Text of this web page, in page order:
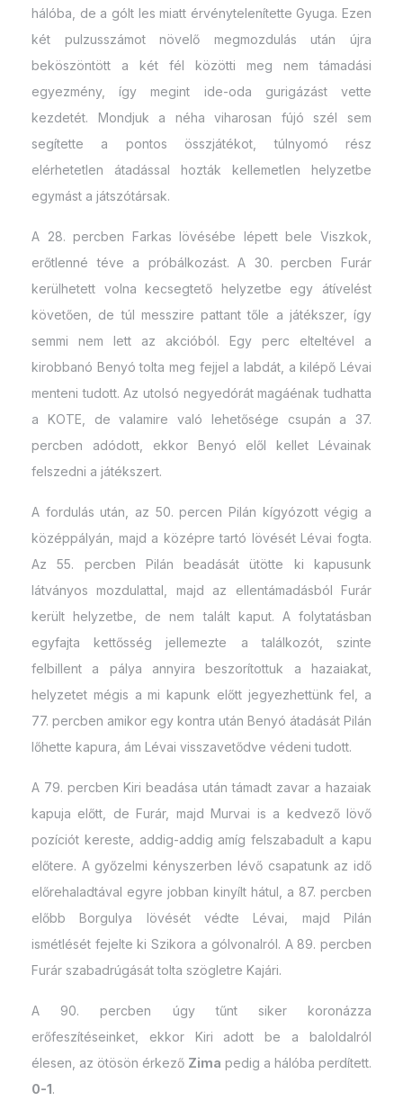
hálóba, de a gólt les miatt érvénytelenítette Gyuga. Ezen
két pulzusszámot növelő megmozdulás után újra
beköszöntött a két fél közötti meg nem támadási
egyezmény, így megint ide-oda gurigázást vette
kezdetét. Mondjuk a néha viharosan fújó szél sem
segítette a pontos összjátékot, túlnyomó rész
elérhetetlen átadással hozták kellemetlen helyzetbe
egymást a játszótársak.
A 28. percben Farkas lövésébe lépett bele Viszkok,
erőtlenné téve a próbálkozást. A 30. percben Furár
kerülhetett volna kecsegtető helyzetbe egy átívelést
követően, de túl messzire pattant tőle a játékszer, így
semmi nem lett az akcióból. Egy perc elteltével a
kirobbanó Benyó tolta meg fejjel a labdát, a kilépő Lévai
menteni tudott. Az utolsó negyedórát magáénak tudhatta
a KOTE, de valamire való lehetősége csupán a 37.
percben adódott, ekkor Benyó elől kellet Lévainak
felszedni a játékszert.
A fordulás után, az 50. percen Pilán kígyózott végig a
középpályán, majd a középre tartó lövését Lévai fogta.
Az 55. percben Pilán beadását ütötte ki kapusunk
látványos mozdulattal, majd az ellentámadásból Furár
került helyzetbe, de nem talált kaput. A folytatásban
egyfajta kettősség jellemezte a találkozót, szinte
felbillent a pálya annyira beszorítottuk a hazaiakat,
helyzetet mégis a mi kapunk előtt jegyezhettünk fel, a
77. percben amikor egy kontra után Benyó átadását Pilán
lőhette kapura, ám Lévai visszavetődve védeni tudott.
A 79. percben Kiri beadása után támadt zavar a hazaiak
kapuja előtt, de Furár, majd Murvai is a kedvező lövő
pozíciót kereste, addig-addig amíg felszabadult a kapu
előtere. A győzelmi kényszerben lévő csapatunk az idő
előrehaladtával egyre jobban kinyílt hátul, a 87. percben
előbb Borgulya lövését védte Lévai, majd Pilán
ismétlését fejelte ki Szikora a gólvonalról. A 89. percben
Furár szabadrúgását tolta szögletre Kajári.
A 90. percben úgy tűnt siker koronázza
erőfeszítéseinket, ekkor Kiri adott be a baloldalról
élesen, az ötösön érkező Zima pedig a hálóba perdített.
0-1.